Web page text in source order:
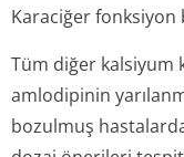
Karaciğer fonksiyon
Tüm diğer kalsiyum
amlodipinin
bozulmuş